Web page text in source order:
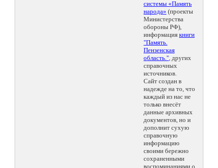
системы «Память
народа» (проекты
Министерства
обороны РФ),
информация книги
"Память.
Пензенская
область.", других
справочных
источников.
Сайт создан в
надежде на то, что
каждый из нас не
только внесёт
данные архивных
документов, но и
дополнит сухую
справочную
информацию
своими бережно
сохраненными
воспоминаниями о